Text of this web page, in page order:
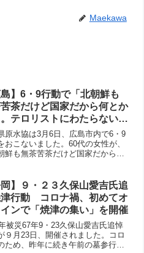
Maekawa
島】6・9行動で「北朝鮮も
茶だけど国家だから何とか
テロリストにわたらないよ
面的に禁止することが大切
」と言って「核兵器全面禁
アピール」に署名
原水協は3月6日、広島市内で6・9
おこないました。60代の女性が、
鮮も無茶苦茶だけど国家だから何
て署名してくださいました。行動
人が参加し...
岡】９・２３久保山愛吉氏追
行動 コロナ禍、初めてオ
ンで「焼津の集い」を開催
被災67年9・23久保山愛吉氏追悼
９月23日、開催されました。コロ
ため、昨年に続き午前の墓参行進